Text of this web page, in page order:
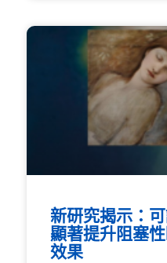
新研究揭示：
顯著提升阻塞
效果